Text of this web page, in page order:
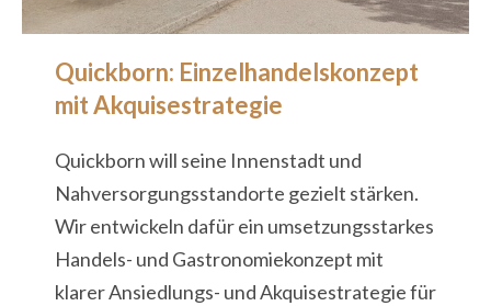
Quickborn: Einzelhandelskonzept
mit Akquisestrategie
Quickborn will seine Innenstadt und
Nahversorgungsstandorte gezielt stärken.
Wir entwickeln dafür ein umsetzungsstarkes
Handels- und Gastronomiekonzept mit
klarer Ansiedlungs- und Akquisestrategie für